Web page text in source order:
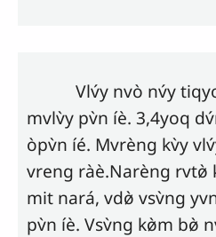
Vlv́y nvò nv́y
mvlv̀y pv̀n íè. 3,4yoq
òpv̀n íé. Mvrèng kv̀y
vreng ràè.Narèng rvtø̀
mit nará, vdø̀ vsv̀ng
pv̀n íè. Vsv̀ng kø̀m bø̀